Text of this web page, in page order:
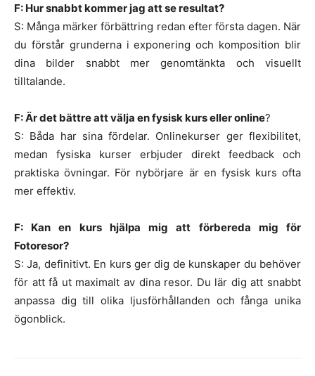
F: Hur snabbt kommer jag att se resultat?
S: Många märker förbättring redan efter första dagen. När
du förstår grunderna i exponering och komposition blir
dina bilder snabbt mer genomtänkta och visuellt
tilltalande.
F: Är det bättre att välja en fysisk kurs eller online?
S: Båda har sina fördelar. Onlinekurser ger flexibilitet,
medan fysiska kurser erbjuder direkt feedback och
praktiska övningar. För nybörjare är en fysisk kurs ofta
mer effektiv.
F: Kan en kurs hjälpa mig att förbereda mig för
Fotoresor?
S: Ja, definitivt. En kurs ger dig de kunskaper du behöver
för att få ut maximalt av dina resor. Du lär dig att snabbt
anpassa dig till olika ljusförhållanden och fånga unika
ögonblick.